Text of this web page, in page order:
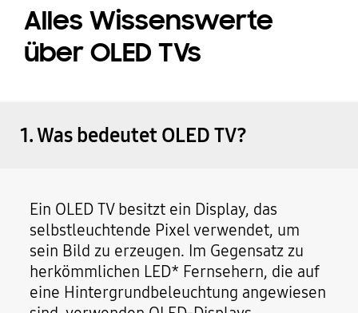
Alles Wissenswerte
über OLED TVs
1. Was bedeutet OLED TV?
Ein OLED TV besitzt ein Display, das
selbstleuchtende Pixel verwendet, um
sein Bild zu erzeugen. Im Gegensatz zu
herkömmlichen LED* Fernsehern, die auf
eine Hintergrundbeleuchtung angewiesen